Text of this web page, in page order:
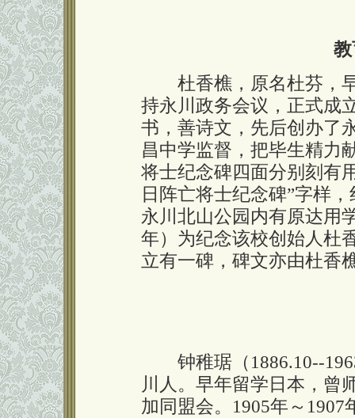
杜香樵，原名杜芬，早
持永川政务会议，正式成
书，善诗文，先后创办了
昌中学监督，把毕生精力
将士纪念碑四面分别刻有
日阵亡将士纪念碑”字样
永川北山公园内有原达用
年）为纪念该校创始人杜
立有一碑，碑文亦由杜香
钟稚琚（1886.10--
川人。早年留学日本，曾
加同盟会。1905年～